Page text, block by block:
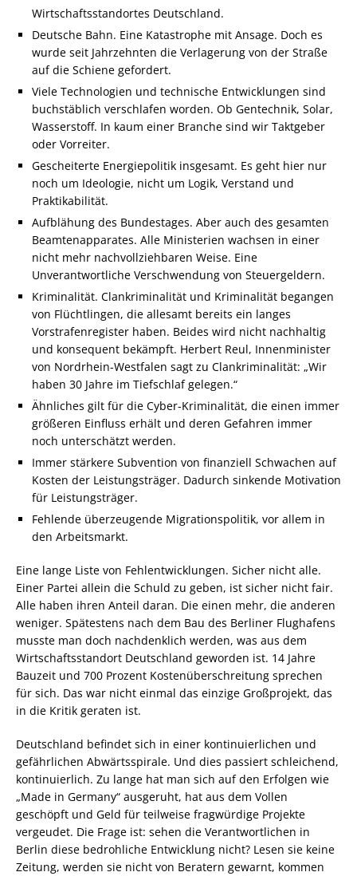
Wirtschaftsstandortes Deutschland.
Deutsche Bahn. Eine Katastrophe mit Ansage. Doch es
wurde seit Jahrzehnten die Verlagerung von der Straße
auf die Schiene gefordert.
Viele Technologien und technische Entwicklungen sind
buchstäblich verschlafen worden. Ob Gentechnik, Solar,
Wasserstoff. In kaum einer Branche sind wir Taktgeber
oder Vorreiter.
Gescheiterte Energiepolitik insgesamt. Es geht hier nur
noch um Ideologie, nicht um Logik, Verstand und
Praktikabilität.
Aufblähung des Bundestages. Aber auch des gesamten
Beamtenapparates. Alle Ministerien wachsen in einer
nicht mehr nachvollziehbaren Weise. Eine
Unverantwortliche Verschwendung von Steuergeldern.
Kriminalität. Clankriminalität und Kriminalität begangen
von Flüchtlingen, die allesamt bereits ein langes
Vorstrafenregister haben. Beides wird nicht nachhaltig
und konsequent bekämpft. Herbert Reul, Innenminister
von Nordrhein-Westfalen sagt zu Clankriminalität: „Wir
haben 30 Jahre im Tiefschlaf gelegen.“
Ähnliches gilt für die Cyber-Kriminalität, die einen immer
größeren Einfluss erhält und deren Gefahren immer
noch unterschätzt werden.
Immer stärkere Subvention von finanziell Schwachen auf
Kosten der Leistungsträger. Dadurch sinkende Motivation
für Leistungsträger.
Fehlende überzeugende Migrationspolitik, vor allem in
den Arbeitsmarkt.
Eine lange Liste von Fehlentwicklungen. Sicher nicht alle.
Einer Partei allein die Schuld zu geben, ist sicher nicht fair.
Alle haben ihren Anteil daran. Die einen mehr, die anderen
weniger. Spätestens nach dem Bau des Berliner Flughafens
musste man doch nachdenklich werden, was aus dem
Wirtschaftsstandort Deutschland geworden ist. 14 Jahre
Bauzeit und 700 Prozent Kostenüberschreitung sprechen
für sich. Das war nicht einmal das einzige Großprojekt, das
in die Kritik geraten ist.
Deutschland befindet sich in einer kontinuierlichen und
gefährlichen Abwärtsspirale. Und dies passiert schleichend,
kontinuierlich. Zu lange hat man sich auf den Erfolgen wie
„Made in Germany“ ausgeruht, hat aus dem Vollen
geschöpft und Geld für teilweise fragwürdige Projekte
vergeudet. Die Frage ist: sehen die Verantwortlichen in
Berlin diese bedrohliche Entwicklung nicht? Lesen sie keine
Zeitung, werden sie nicht von Beratern gewarnt, kommen